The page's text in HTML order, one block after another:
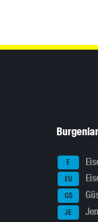
E
EU
GS
JE